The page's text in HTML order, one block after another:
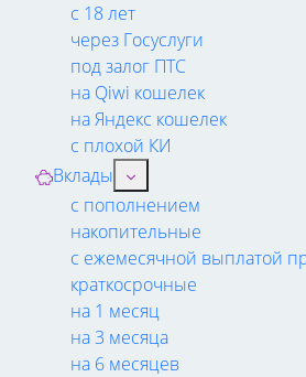
с 18 лет
через Госуслуги
под залог ПТС
на Qiwi кошелек
на Яндекс кошелек
с плохой КИ
Вклады
с пополнением
накопительные
с ежемесячной выплатой
краткосрочные
на 1 месяц
на 3 месяца
на 6 месяцев